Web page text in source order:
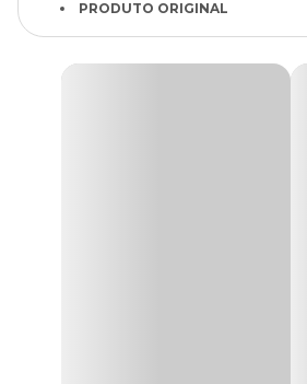
PRODUTO ORIGINAL